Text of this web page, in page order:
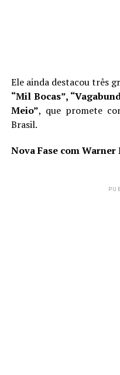
Ele ainda destacou três
“Mil Bocas”,
Meio”, que promete
Brasil.
Nova Fase com Warner